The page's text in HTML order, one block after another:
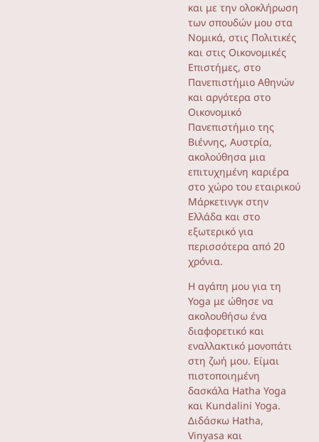
και με την ολοκλήρωση
των σπουδών μου στα
Νομικά, στις Πολιτικές
και στις Οικονομικές
Επιστήμες, στο
Πανεπιστήμιο Αθηνών
και αργότερα στο
Οικονομικό
Πανεπιστήμιο της
Βιέννης, Αυστρία,
ακολούθησα μια
επιτυχημένη καριέρα
στο χώρο του εταιρικού
Μάρκετινγκ στην
Ελλάδα και στο
εξωτερικό για
περισσότερα από 20
χρόνια.
Η αγάπη μου για τη
Yoga με ώθησε να
ακολουθήσω ένα
διαφορετικό και
εναλλακτικό μονοπάτι
στη ζωή μου. Είμαι
πιστοποιημένη
δασκάλα Ηatha Yoga
και Kundalini Yoga.
Διδάσκω Hatha,
Vinyasa και